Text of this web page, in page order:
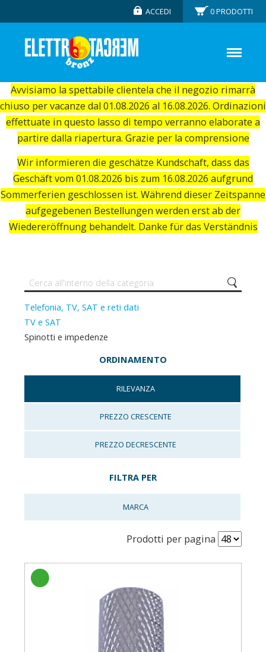
Avvisiamo la spettabile clientela che il negozio rimarrà
chiuso per vacanze dal 01.08.2026 al 16.08.2026. Ordinazioni
effettuate in questo lasso di tempo verranno elaborate a
partire dalla riapertura. Grazie per la comprensione
Wir informieren die geschätze Kundschaft, dass das
Geschäft vom 01.08.2026 bis zum 16.08.2026 aufgrund
Sommerferien geschlossen ist. Während dieser Zeitspanne
aufgegebenen Bestellungen werden erst ab der
Wiedereröffnung behandelt. Danke für das Verständnis
ACCEDI 0PRODOTTI
Telefonia, TV, SAT e reti dati
TV e SAT
Spinotti e impedenze
ORDINAMENTO
RILEVANZA
PREZZO CRESCENTE
PREZZO DECRESCENTE
FILTRA PER
MARCA
Prodotti per pagina